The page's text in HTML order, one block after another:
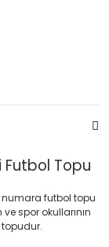
Futbol Topu
numara futbol topu
spor okullarının